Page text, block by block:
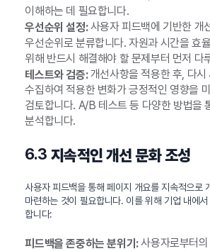
이해하는 데 필요합니다.
우선순위 설정:사용자 피드백에 기반한 개
우선순위로 분류합니다. 자원과 시간을 효
위해 반드시 해결해야 할 문제부터 먼저 다
테스트와 검증:개선사항을 적용한 후, 다시
수집하여 적용한 변화가 긍정적인 영향을
검토합니다. A/B 테스트 등 다양한 방법을
분석합니다.
6.3 지속적인 개선 문화 조성
사용자 피드백을 통해 페이지 개요를 지속적으로
마련하는 것이 필요합니다. 이를 위해 기업 내에
합니다:
피드백을 존중하는 분위기:사용자로부터